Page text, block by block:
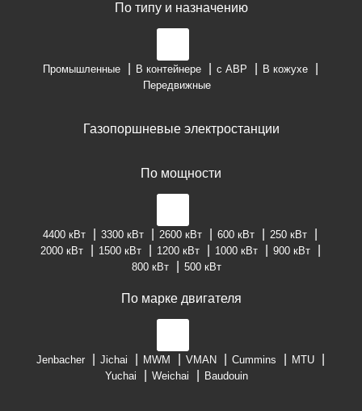
По типу и назначению
Промышленные В контейнере с АВР
В кожухе
Передвижные
Газопоршневые электростанции
По мощности
4400 кВт 3300 кВт 2600 кВт 600 кВт
250 кВт
2000 кВт
1500 кВт 1200 кВт 1000 кВт
900 кВт
800 кВт
500 кВт
По марке двигателя
Jenbacher Jichai MWM VMAN Cummins
MTU
Yuchai
Weichai Baudouin